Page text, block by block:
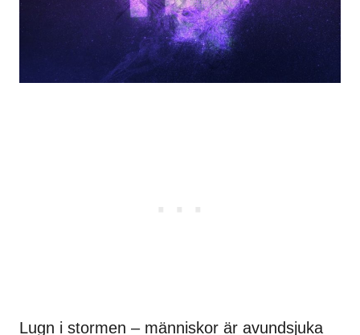
Lugn i stormen – människor är avundsjuka